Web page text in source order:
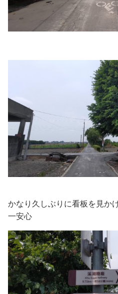
かなり久しぶりに看板を見か
一安心